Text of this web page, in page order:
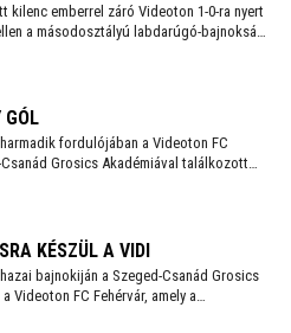
kilenc emberrel záró Videoton 1-0-ra nyert
a másodosztályú labdarúgó-bajnokság
szombati játéknapján.Videoton FC
GÓL
fordulójában a Videoton FC
Grosics Akadémiával találkozott
egyetlen gól mellett öt piros lapot
KÉSZÜL A VIDI
bajnokiján a Szeged-Csanád Grosics
Videoton FC Fehérvár, amely a
vereséget követően szeretne ismét